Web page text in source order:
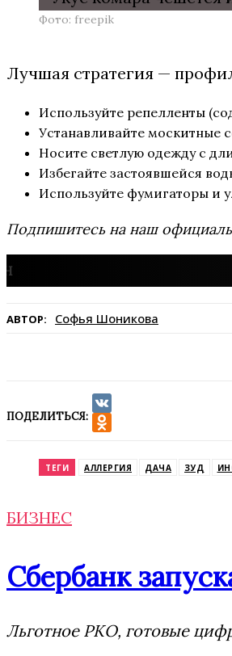
Фото: freepik
Лучшая стратегия —
Используйте репелленты
Устанавливайте москитные
Носите светлую одежду с
Избегайте застоявшейся
Используйте фумигаторы и
Подпишитесь на наш
АВТОР: Софья Шоникова
ПОДЕЛИТЬСЯ:
VK
ТЕГИ АЛЛЕРГИЯ ДАЧА ЗУД
БИЗНЕС
Сбербанк
Льготное РКО, готовые